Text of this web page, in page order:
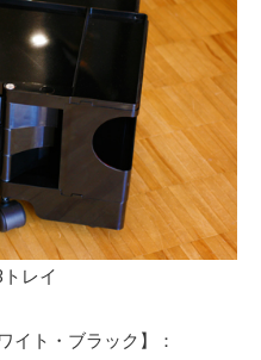
レイ
イト・ブラック】：